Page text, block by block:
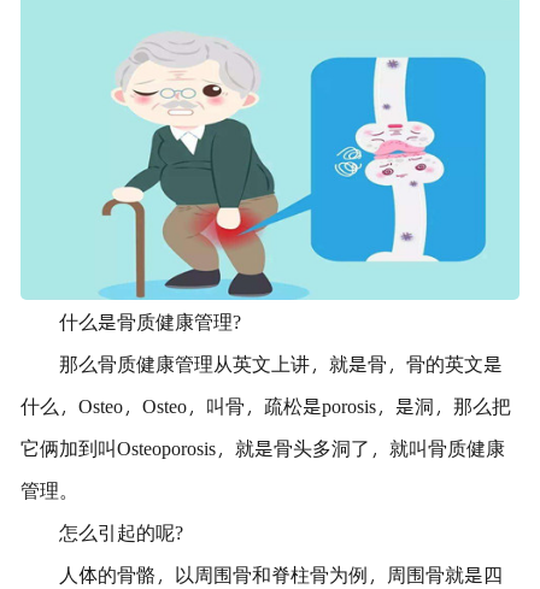
什么是骨质健康管理?
那么骨质健康管理从英文上讲，就是骨，骨的英文是
什么，Osteo，Osteo，叫骨，疏松是porosis，是洞，那么把
它俩加到叫Osteoporosis，就是骨头多洞了，就叫骨质健康
管理。
怎么引起的呢?
人体的骨骼，以周围骨和脊柱骨为例，周围骨就是四